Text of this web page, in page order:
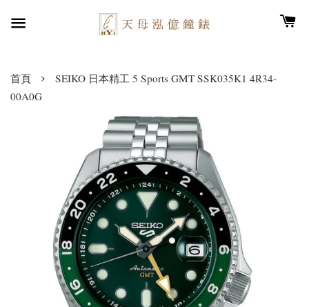
首頁 ›
SEIKO 日本精工 5 Sports GMT SSK035K1 4R34-
00A0G